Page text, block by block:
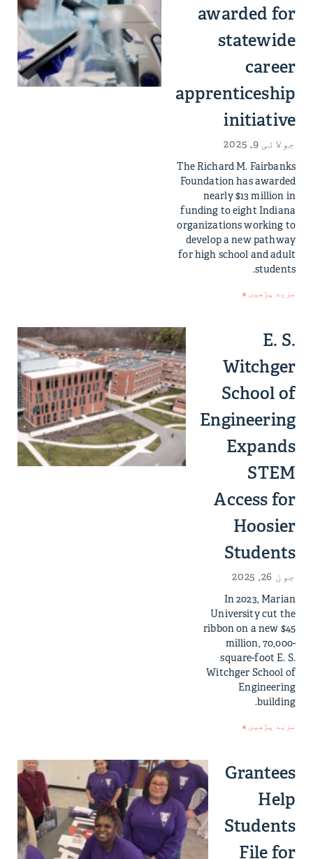
awarded for
statewide
career
apprenticeship
initiative
جولائی 9, 2025
The Richard M. Fairbanks
Foundation has awarded
nearly $13 million in
funding to eight Indiana
organizations working to
develop a new pathway
for high school and adult
students.
مزید پڑھیں »
E. S.
Witchger
School of
Engineering
Expands
STEM
Access for
Hoosier
Students
جون 26, 2025
In 2023, Marian
University cut the
ribbon on a new $45
million, 70,000-
square-foot E. S.
Witchger School of
Engineering
building.
مزید پڑھیں »
Grantees
Help
Students
File for